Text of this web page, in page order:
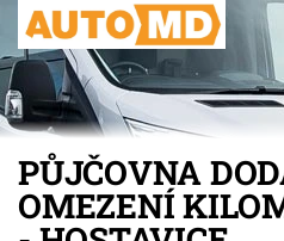
PŮJČOVNA
OMEZENÍ